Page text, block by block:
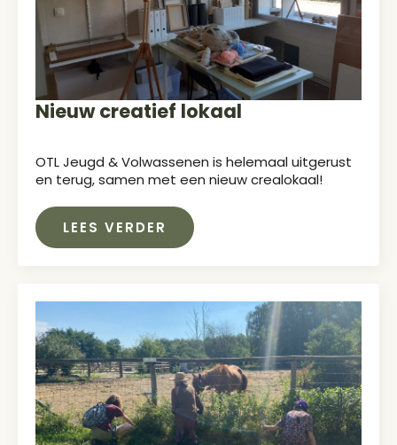
Nieuw creatief lokaal
OTL Jeugd & Volwassenen is helemaal uitgerust
en terug, samen met een nieuw crealokaal!
LEES VERDER